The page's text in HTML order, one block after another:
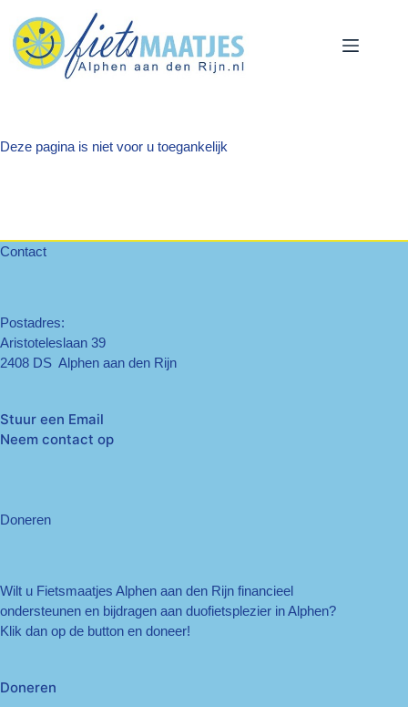
naar
de
inhoud
Deze pagina is niet voor u toegankelijk
Contact
Postadres:
Aristoteleslaan 39
2408 DS Alphen aan den Rijn
Stuur een Email
Neem contact op
Doneren
Wilt u Fietsmaatjes Alphen aan den Rijn financieel
ondersteunen en bijdragen aan duofietsplezier in Alphen?
Klik dan op de button en doneer!
Doneren